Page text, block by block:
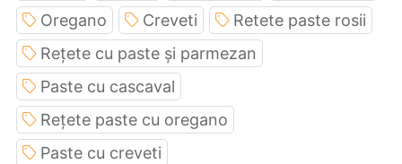
Oregano
Creveti
Retete paste rosii
Rețete cu paste și parmezan
Paste cu cascaval
Rețete paste cu oregano
Paste cu creveti